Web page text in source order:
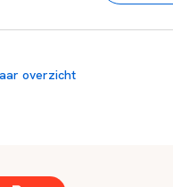
overzicht